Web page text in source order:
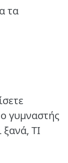
τα
γυμναστής
ΤΙ